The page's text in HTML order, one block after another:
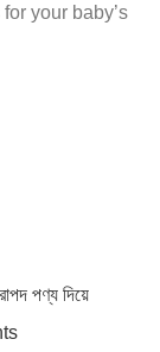
your baby’s
পণ্য দিয়ে